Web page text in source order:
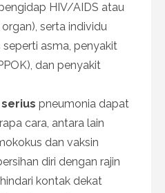
HIV/AIDS atau
serta individu
asma, penyakit
dan penyakit
pneumonia dapat
cara, antara lain
dan vaksin
diri dengan rajin
kontak dekat